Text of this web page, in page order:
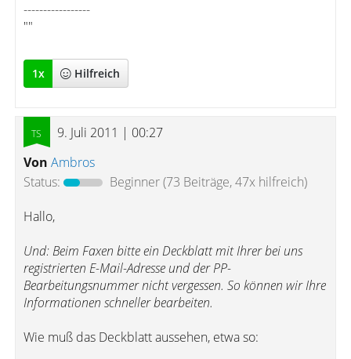
-----------------
""
1x Hilfreich
9. Juli 2011 | 00:27
Von Ambros
Status:
Beginner(73 Beiträge, 47x hilfreich)
Hallo,
Und: Beim Faxen bitte ein Deckblatt mit Ihrer bei uns
registrierten E-Mail-Adresse und der PP-
Bearbeitungsnummer nicht vergessen. So können wir Ihre
Informationen schneller bearbeiten.
Wie muß das Deckblatt aussehen, etwa so: